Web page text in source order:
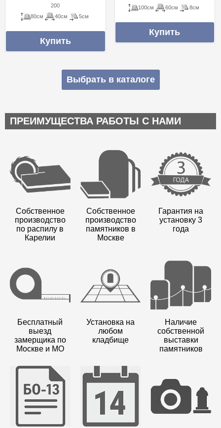
200
80см
40см 5см
100см
60см 8см
Выбрать в каталоге
ПРЕИМУЩЕСТВА РАБОТЫ С НАМИ
Собственное
производство
по распилу в
Карелии
Собственное
производство
памятников в
Москве
Гарантия на
установку 3
года
Бесплатный
выезд
замерщика по
Москве и МО
Установка на
любом
кладбище
Наличие
собственной
выставки
памятников